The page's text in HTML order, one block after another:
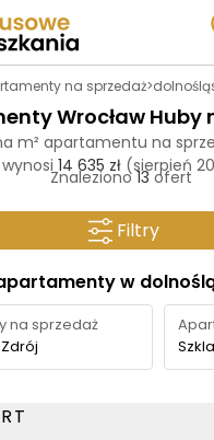
na sprzedaż>
Wrocław Huby
m² apartamentu na
wynosi 14 635 zł (sierpień
Znaleziono13ofert
Filtry
w
na sprzedaż